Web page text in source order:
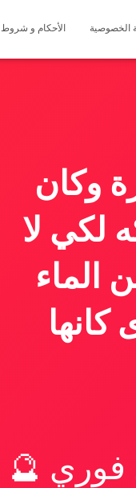
الخصوصية الأحكام و شروط
وكان
لكي لا
الماء
كانها
فوري 🔮